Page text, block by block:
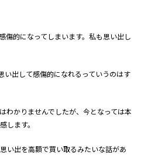
傷的になってしまいます。私も思い出し
い出して感傷的になれるっていうのはす
わかりませんでしたが、今となっては本
します。
い出を高額で買い取るみたいな話があ